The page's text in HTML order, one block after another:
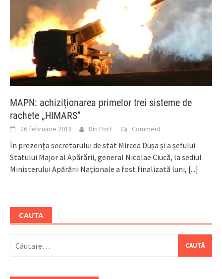
MAPN: achiziționarea primelor trei sisteme de
rachete „HIMARS”
26 februarie 2018 Din Port Comment
În prezența secretarului de stat Mircea Dușa și a șefului
Statului Major al Apărării, general Nicolae Ciucă, la sediul
Ministerului Apărării Naționale a fost finalizată luni, [...]
CAUTA
după: